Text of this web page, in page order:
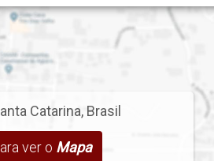
Catarina, Brasil
ver o Mapa